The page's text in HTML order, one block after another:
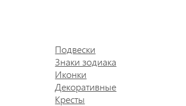
Подвески
Знаки зодиака
Иконки
Декоративные
Кресты